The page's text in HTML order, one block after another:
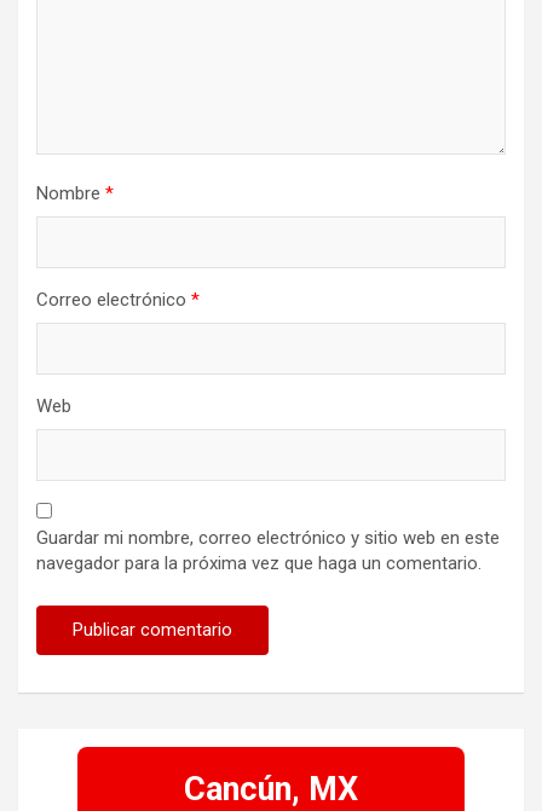
Nombre *
Correo electrónico *
Web
Guardar mi nombre, correo electrónico y sitio web en este
navegador para la próxima vez que haga un comentario.
Cancún, MX